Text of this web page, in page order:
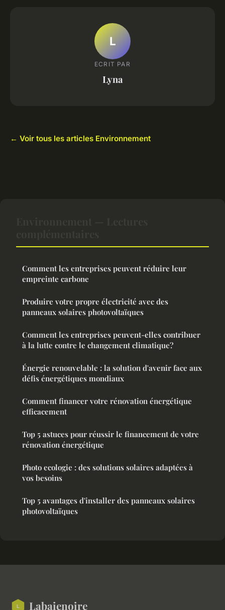
L
ECRIT PAR
Lyna
← Voir tous les articles Environnement
Comment les entreprises peuvent réduire leur
empreinte carbone
Produire votre propre électricité avec des
panneaux solaires photovoltaïques
Comment les entreprises peuvent-elles contribuer
à la lutte contre le changement climatique?
Énergie renouvelable : la solution d'avenir face aux
défis énergétiques mondiaux
Comment financer votre rénovation énergétique
efficacement
Top 5 astuces pour réussir le financement de votre
rénovation énergétique
Photo ecologie : des solutions solaires adaptées à
vos besoins
Top 5 avantages d'installer des panneaux solaires
photovoltaïques
Labaienoire